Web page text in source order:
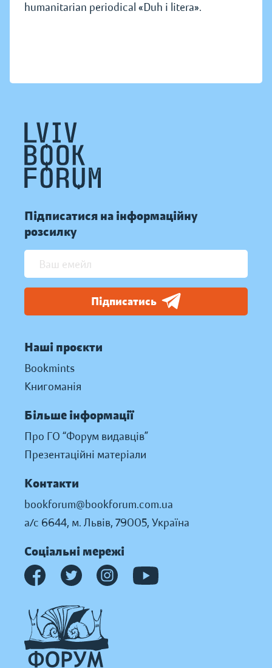
humanitarian periodical «Duh i litera».
Підписатися на інформаційну
розсилку
Підписатись
Наші проєкти
Bookmints
Книгоманія
Більше інформації
Про ГО “Форум видавців”
Презентаційні матеріали
Контакти
bookforum@bookforum.com.ua
а/с 6644, м. Львів, 79005, Україна
Соціальні мережі